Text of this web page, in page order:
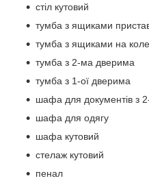
стіл кутовий
тумба з ящиками
тумба з ящиками на
тумба з 2-ма дверима
тумба з 1-ої дверима
шафа для документів з
шафа для одягу
шафа кутовий
стелаж кутовий
пенал